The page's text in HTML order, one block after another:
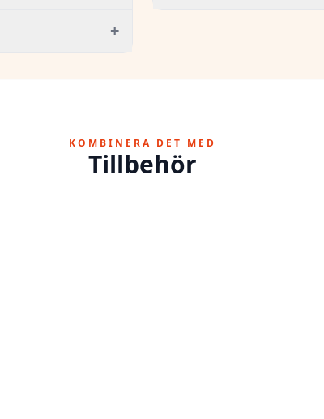
+
KOMBINERA DET MED
Tillbehör